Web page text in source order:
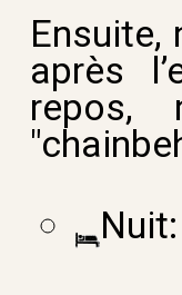
Ensuite,
après
repos,